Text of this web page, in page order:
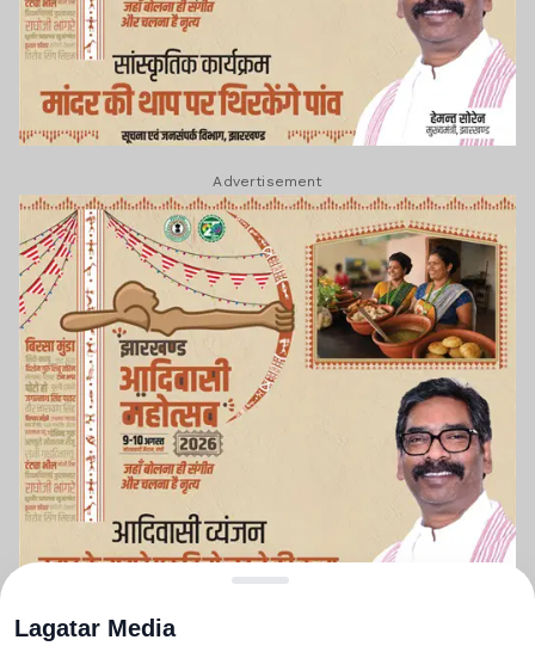
Advertisement
Lagatar Media